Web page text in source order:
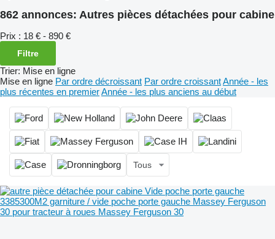
862 annonces: Autres pièces détachées pour cabine
Prix : 18 € - 890 €
Filtre
Trier: Mise en ligne
Mise en ligne Par ordre décroissant Par ordre croissantAnnée - les
plus récentes en premierAnnée - les plus anciens au début
Tous